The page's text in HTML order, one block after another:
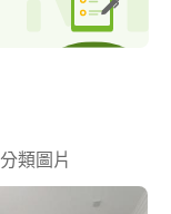
分類圖片